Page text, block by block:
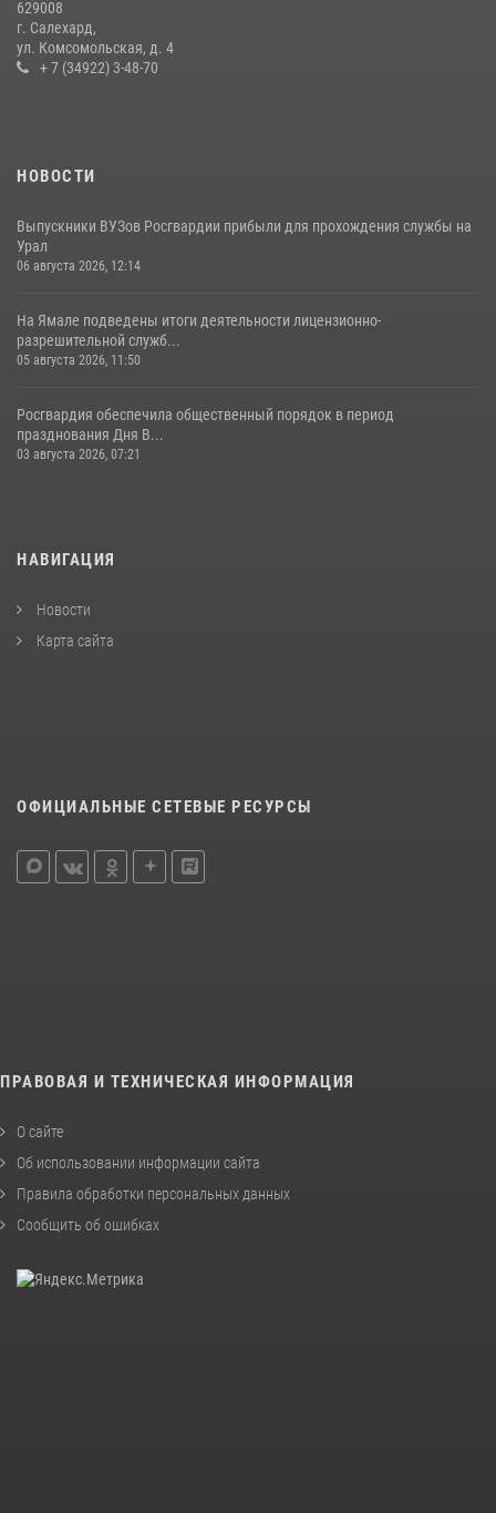
629008
г. Салехард,
ул. Комсомольская, д. 4
+ 7 (34922) 3-48-70
НОВОСТИ
Выпускники ВУЗов Росгвардии прибыли для прохождения службы на
Урал
06 августа 2026, 12:14
На Ямале подведены итоги деятельности лицензионно-
разрешительной служб...
05 августа 2026, 11:50
Росгвардия обеспечила общественный порядок в период
празднования Дня В...
03 августа 2026, 07:21
НАВИГАЦИЯ
Новости
Карта сайта
ОФИЦИАЛЬНЫЕ СЕТЕВЫЕ РЕСУРСЫ
ПРАВОВАЯ И ТЕХНИЧЕСКАЯ ИНФОРМАЦИЯ
О сайте
Об использовании информации сайта
Правила обработки персональных данных
Сообщить об ошибках